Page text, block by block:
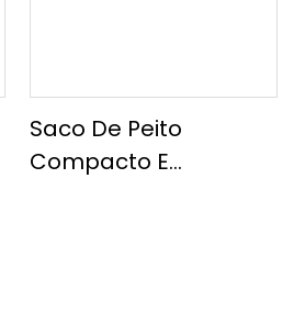
Saco De Peito
Compacto E